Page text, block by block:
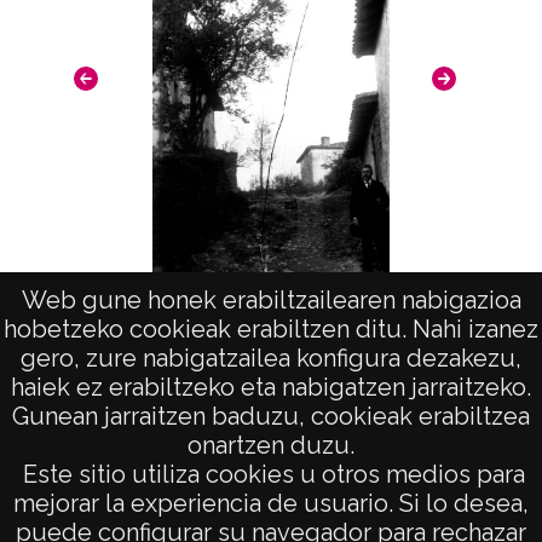
Web gune honek erabiltzailearen nabigazioa
hobetzeko cookieak erabiltzen ditu. Nahi izanez
gero, zure nabigatzailea konfigura dezakezu,
haiek ez erabiltzeko eta nabigatzen jarraitzeko.
Gunean jarraitzen baduzu, cookieak erabiltzea
onartzen duzu.
Este sitio utiliza cookies u otros medios para
mejorar la experiencia de usuario. Si lo desea,
puede configurar su navegador para rechazar
CC BY 4.0
Federico Baraibar en un pueblo
AVISO LEGAL
POLÍTICA DE PRIVACIDAD
ACCESIBILIDAD